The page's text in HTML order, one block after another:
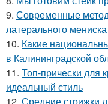
9. Современные
латерального
10. Какие
в Калининградской
11. Топ-прически для
идеальный стиль
12. Средние стрижки